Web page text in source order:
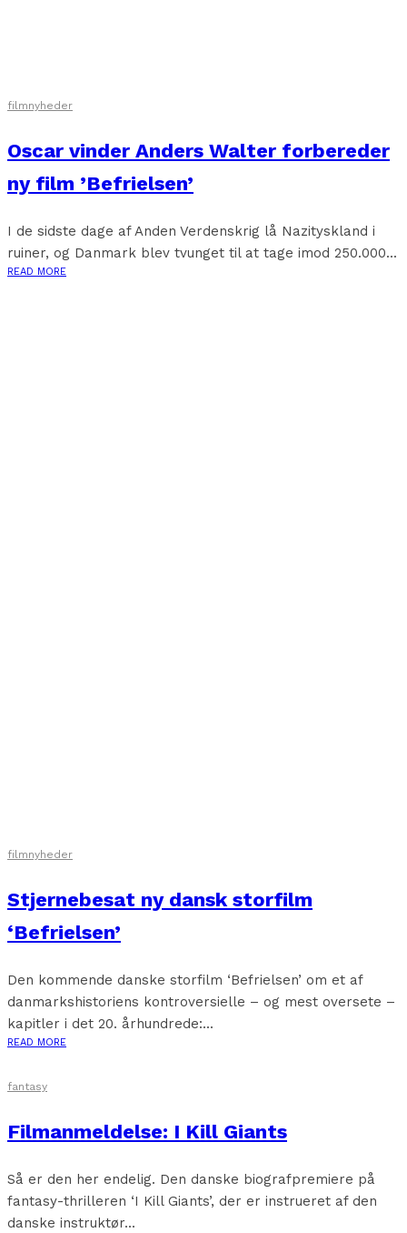
filmnyheder
Oscar vinder Anders Walter forbereder
ny film ’Befrielsen’
I de sidste dage af Anden Verdenskrig lå Nazityskland i
ruiner, og Danmark blev tvunget til at tage imod 250.000...
READ MORE
filmnyheder
Stjernebesat ny dansk storfilm
‘Befrielsen’
Den kommende danske storfilm ‘Befrielsen’ om et af
danmarkshistoriens kontroversielle – og mest oversete –
kapitler i det 20. århundrede:...
READ MORE
fantasy
Filmanmeldelse: I Kill Giants
Så er den her endelig. Den danske biografpremiere på
fantasy-thrilleren ‘I Kill Giants’, der er instrueret af den
danske instruktør...